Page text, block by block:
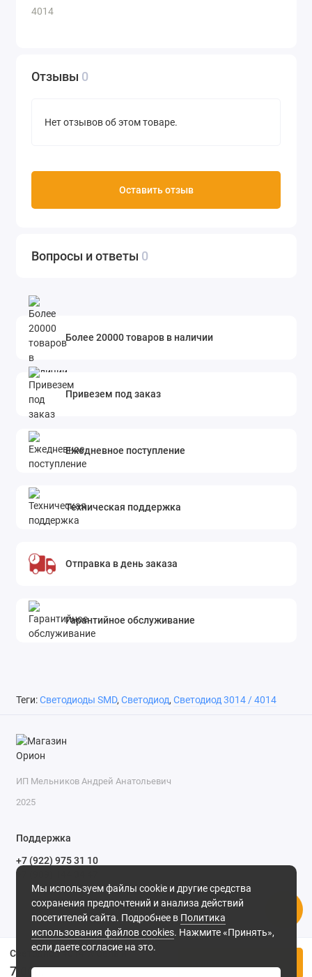
Светодиод 4014 W белый
7.00р.
4014
Отзывы 0
Нет отзывов об этом товаре.
Оставить отзыв
Вопросы и ответы 0
Более 20000 товаров в наличии
Привезем под заказ
Ежедневное поступление
Техническая поддержка
Отправка в день заказа
Гарантийное обслуживание
Теги:Светодиоды SMD, Светодиод, Светодиод 3014 / 4014
Мы используем файлы cookie и другие средства
сохранения предпочтений и анализа действий
посетителей сайта. Подробнее в Политика
использования файлов cookies. Нажмите «Принять»,
если даете согласие на это.
ИП Мельников Андрей Анатольевич
2025
Поддержка
+7 (922) 975 31 10
+7 (909) 144 34 47
пн-пт с 9-00 до 18-00 часов,
сб с 10-00 до 15-00 часов,
вс выходной
(MSK, UTC+3)